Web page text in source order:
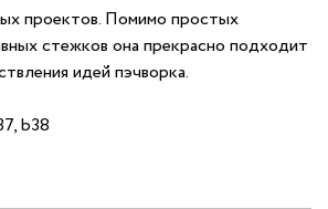
проектов. Помимо простых
стежков она прекрасно подходит
идей пэчворка.
b38